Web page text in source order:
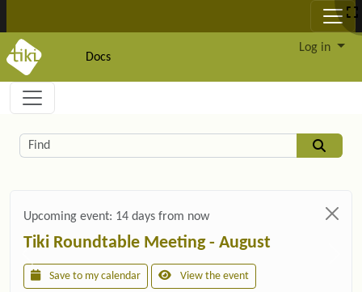
Docs
Log in
Navigation and related functionality and
Related content
Find
Upcoming event: 14 days from now
Tiki Roundtable Meeting - August
Save to my calendar View the event